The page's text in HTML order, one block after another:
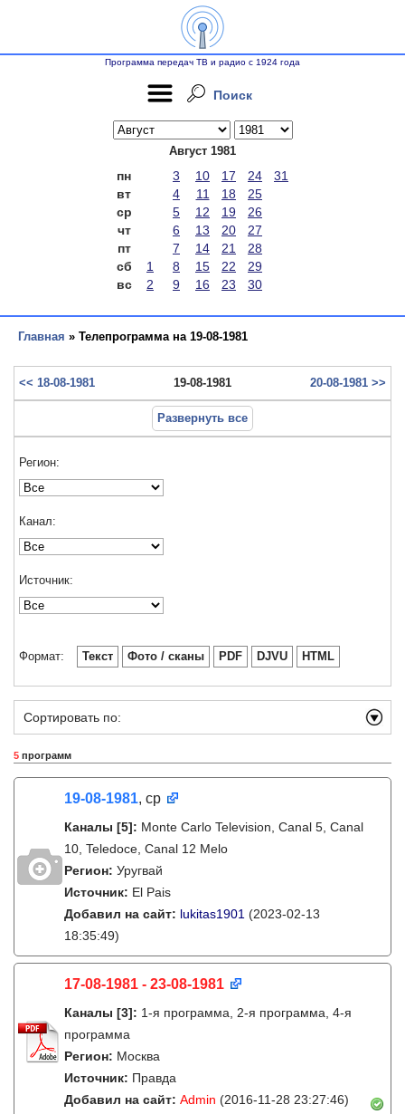
Программа передач ТВ и радио с 1924 года
Поиск
Август 1981
пн 3 10 17 24
31
вт
4 11 18
25
ср
5 12 19
26
чт
6 13 20
27
пт
7 14 21
28
сб
1 8 15 22
29
вс
2 9 16 23 30
Главная » Телепрограмма на 19-08-1981
<< 18-08-1981 19-08-1981 20-08-1981 >>
Развернуть все
Регион:
Канал:
Источник:
Формат: Текст Фото / сканы PDF DJVU HTML
Сортировать по:
5 программ
19-08-1981, ср
Каналы [5]: Monte Carlo Television, Canal 5, Canal
10, Teledoce, Canal 12 Melo
Регион: Уругвай
Источник: El Pais
Добавил на сайт: lukitas1901 (2023-02-13
18:35:49)
17-08-1981 - 23-08-1981
Каналы [3]: 1-я программа, 2-я программа, 4-я
программа
Регион: Москва
Источник: Правда
Добавил на сайт: Admin (2016-11-28 23:27:46)